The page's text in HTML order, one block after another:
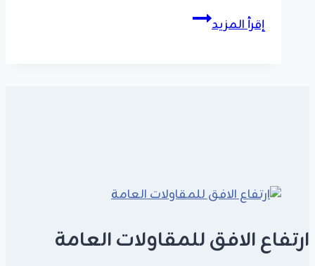
إقرأ المزيدمقاول
بناء
والخبر
بأفضل
ارتفاع الافق للمقاولات العامة